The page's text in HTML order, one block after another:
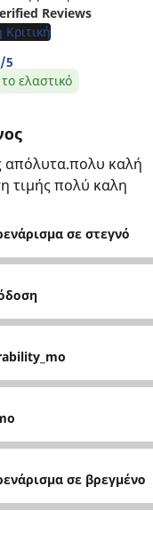
Reviews
5
ελαστικό
απόλυτα.πολυ καλή
τιμής πολύ καλη
σε στεγνό
σε βρεγμένο